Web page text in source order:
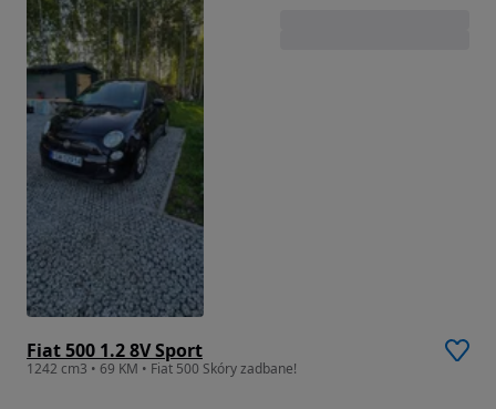
Fiat 500 1.2 8V Sport
1242 cm3 • 69 KM • Fiat 500 Skóry zadbane!